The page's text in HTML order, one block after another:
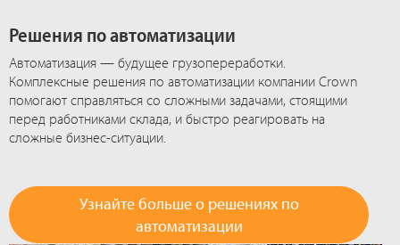
Решения по автоматизации
Автоматизация — будущее грузопереработки.
Комплексные решения по автоматизации компании Crown
помогают справляться со сложными задачами, стоящими
перед работниками склада, и быстро реагировать на
сложные бизнес-ситуации.
Узнайте больше о решениях по
автоматизации